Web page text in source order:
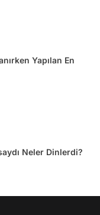
Yapılan En
Neler Dinlerdi?